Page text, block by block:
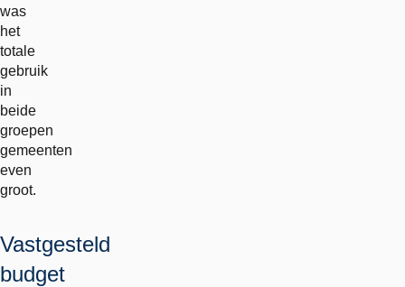
was
het
totale
gebruik
in
beide
groepen
gemeenten
even
groot.
Vastgesteld
budget